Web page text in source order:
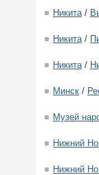
Никита/
Никита/
Никита/
Минск /
Музей
Нижний
Нижний